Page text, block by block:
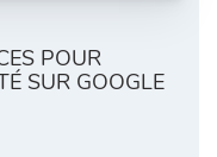
POUR
SUR GOOGLE